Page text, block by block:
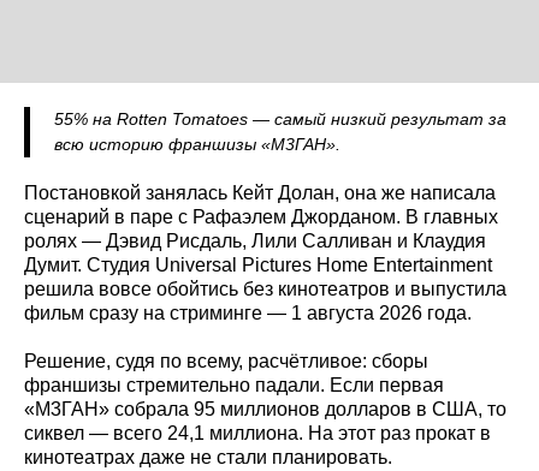
55% на Rotten Tomatoes — самый низкий результат за
всю историю франшизы «М3ГАН».
Постановкой занялась Кейт Долан, она же написала
сценарий в паре с Рафаэлем Джорданом. В главных
ролях — Дэвид Рисдаль, Лили Салливан и Клаудия
Думит. Студия Universal Pictures Home Entertainment
решила вовсе обойтись без кинотеатров и выпустила
фильм сразу на стриминге — 1 августа 2026 года.
Решение, судя по всему, расчётливое: сборы
франшизы стремительно падали. Если первая
«М3ГАН» собрала 95 миллионов долларов в США, то
сиквел — всего 24,1 миллиона. На этот раз прокат в
кинотеатрах даже не стали планировать.